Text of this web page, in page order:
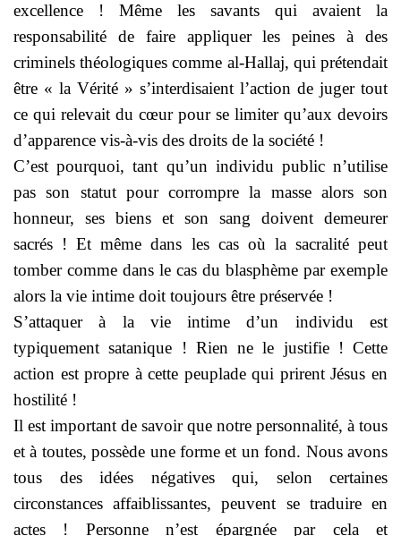
excellence ! Même les savants qui avaient la
responsabilité de faire appliquer les peines à des
criminels théologiques comme al-Hallaj, qui prétendait
être « la Vérité » s’interdisaient l’action de juger tout
ce qui relevait du cœur pour se limiter qu’aux devoirs
d’apparence vis-à-vis des droits de la société !
C’est pourquoi, tant qu’un individu public n’utilise
pas son statut pour corrompre la masse alors son
honneur, ses biens et son sang doivent demeurer
sacrés ! Et même dans les cas où la sacralité peut
tomber comme dans le cas du blasphème par exemple
alors la vie intime doit toujours être préservée !
S’attaquer à la vie intime d’un individu est
typiquement satanique ! Rien ne le justifie ! Cette
action est propre à cette peuplade qui prirent Jésus en
hostilité !
Il est important de savoir que notre personnalité, à tous
et à toutes, possède une forme et un fond. Nous avons
tous des idées négatives qui, selon certaines
circonstances affaiblissantes, peuvent se traduire en
actes ! Personne n’est épargnée par cela et